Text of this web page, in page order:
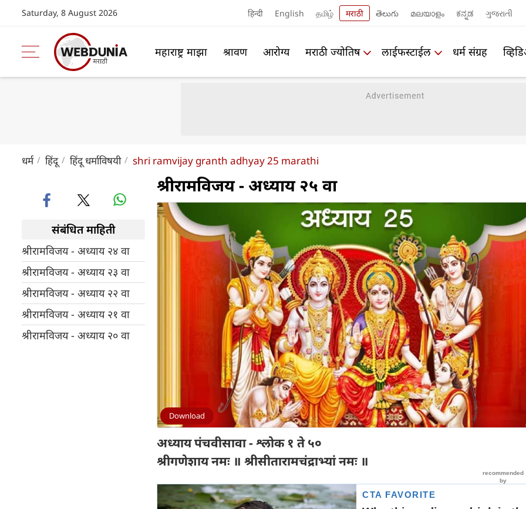
Saturday, 8 August 2026 हिन्दी English தமிழ் मराठी తెలుగు മലയാളം ಕನ್ನಡ ગુજરાતી
महाराष्ट्र माझा श्रावण आरोग्य मराठी ज्योतिष लाईफस्टाईल धर्म संग्रह
धर्म हिंदू हिंदू धर्माविषयी shri ramvijay granth adhyay 25 marathi
संबंधित माहिती
श्रीरामविजय - अध्याय २४ वा
श्रीरामविजय - अध्याय २३ वा
श्रीरामविजय - अध्याय २२ वा
श्रीरामविजय - अध्याय २१ वा
श्रीरामविजय - अध्याय २० वा
श्रीरामविजय - अध्याय २५ वा
Download
अध्याय पंचवीसावा - श्लोक १ ते ५०
श्रीगणेशाय नमः ॥ श्रीसीतारामचंद्राभ्यां नमः ॥